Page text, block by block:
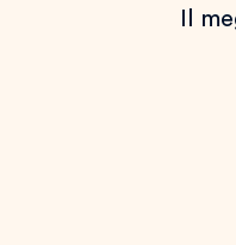
Il